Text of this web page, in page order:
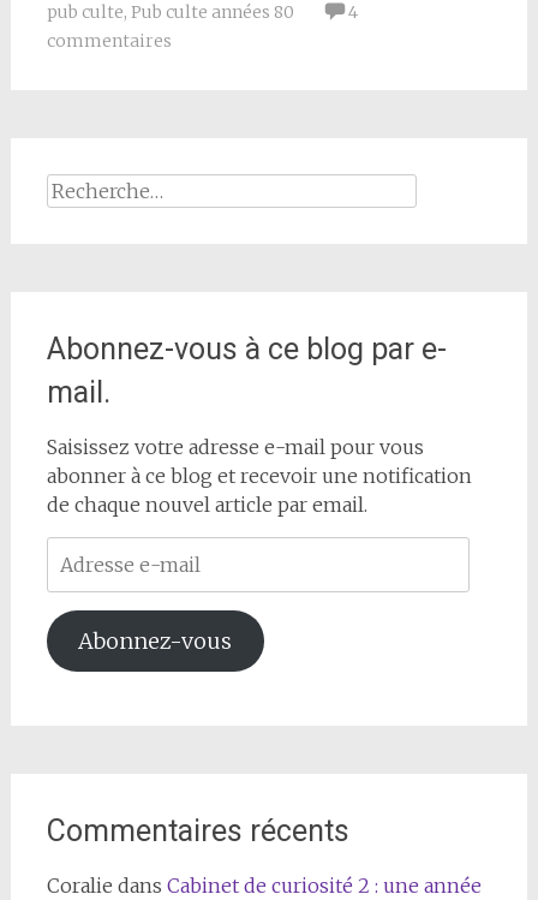
pub culte, Pub culte années 80
4
commentaires
Rechercher :
Abonnez-vous à ce blog par e-
mail.
Saisissez votre adresse e-mail pour vous
abonner à ce blog et recevoir une notification
de chaque nouvel article par email.
Adresse
e-
mail
Abonnez-vous
Commentaires récents
Coralie dans Cabinet de curiosité 2 : une année